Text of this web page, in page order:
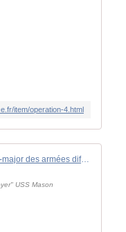
item/operation-4.html
L'État-major des armées diffuse les images de la destruction de drones par une frégate multimissions - Zone Militaire
USS Mason